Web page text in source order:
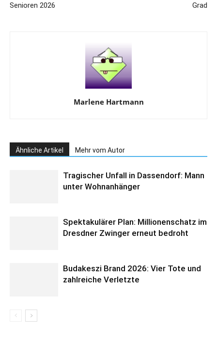
Senioren 2026
Grad
Marlene Hartmann
Ähnliche Artikel Mehr vom Autor
Tragischer Unfall in Dassendorf: Mann
unter Wohnanhänger
Spektakulärer Plan: Millionenschatz im
Dresdner Zwinger erneut bedroht
Budakeszi Brand 2026: Vier Tote und
zahlreiche Verletzte